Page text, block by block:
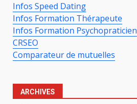
Infos Speed Dating
Infos Formation Thérapeute
Infos Formation Psychopraticien
CRSEO
Comparateur de mutuelles
ARCHIVES